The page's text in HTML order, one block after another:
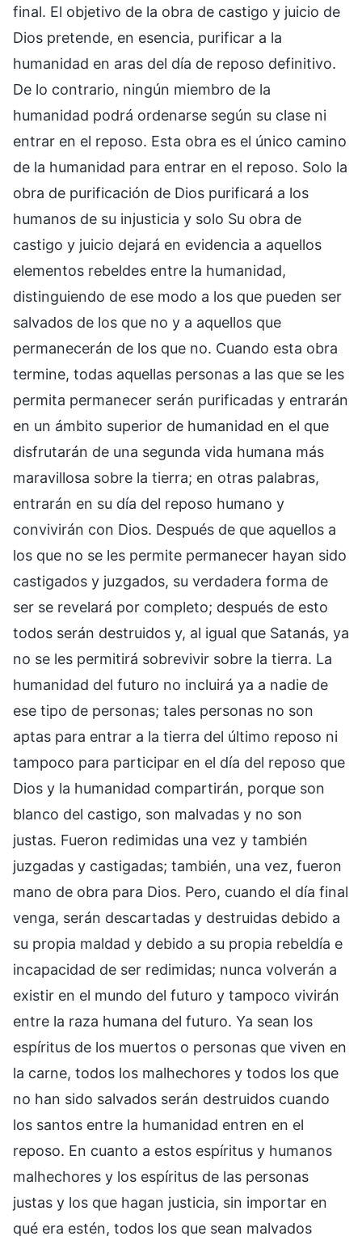
final. El objetivo de la obra de castigo y juicio de
Dios pretende, en esencia, purificar a la
humanidad en aras del día de reposo definitivo.
De lo contrario, ningún miembro de la
humanidad podrá ordenarse según su clase ni
entrar en el reposo. Esta obra es el único camino
de la humanidad para entrar en el reposo. Solo la
obra de purificación de Dios purificará a los
humanos de su injusticia y solo Su obra de
castigo y juicio dejará en evidencia a aquellos
elementos rebeldes entre la humanidad,
distinguiendo de ese modo a los que pueden ser
salvados de los que no y a aquellos que
permanecerán de los que no. Cuando esta obra
termine, todas aquellas personas a las que se les
permita permanecer serán purificadas y entrarán
en un ámbito superior de humanidad en el que
disfrutarán de una segunda vida humana más
maravillosa sobre la tierra; en otras palabras,
entrarán en su día del reposo humano y
convivirán con Dios. Después de que aquellos a
los que no se les permite permanecer hayan sido
castigados y juzgados, su verdadera forma de
ser se revelará por completo; después de esto
todos serán destruidos y, al igual que Satanás, ya
no se les permitirá sobrevivir sobre la tierra. La
humanidad del futuro no incluirá ya a nadie de
ese tipo de personas; tales personas no son
aptas para entrar a la tierra del último reposo ni
tampoco para participar en el día del reposo que
Dios y la humanidad compartirán, porque son
blanco del castigo, son malvadas y no son
justas. Fueron redimidas una vez y también
juzgadas y castigadas; también, una vez, fueron
mano de obra para Dios. Pero, cuando el día final
venga, serán descartadas y destruidas debido a
su propia maldad y debido a su propia rebeldía e
incapacidad de ser redimidas; nunca volverán a
existir en el mundo del futuro y tampoco vivirán
entre la raza humana del futuro. Ya sean los
espíritus de los muertos o personas que viven en
la carne, todos los malhechores y todos los que
no han sido salvados serán destruidos cuando
los santos entre la humanidad entren en el
reposo. En cuanto a estos espíritus y humanos
malhechores y los espíritus de las personas
justas y los que hagan justicia, sin importar en
qué era estén, todos los que sean malvados